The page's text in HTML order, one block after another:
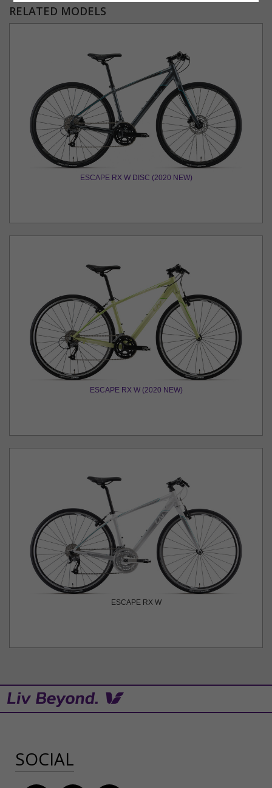
RELATED MODELS
ESCAPE RX W DISC (2020 NEW)
ESCAPE RX W (2020 NEW)
ESCAPE RX W
SOCIAL